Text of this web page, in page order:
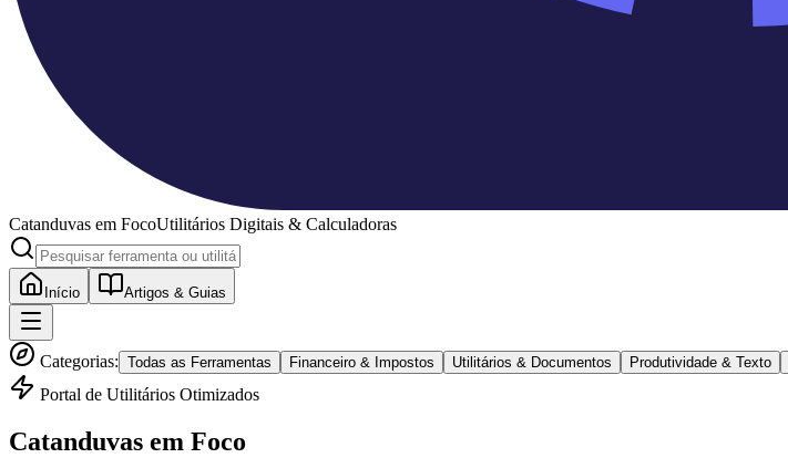
Catanduvas em FocoUtilitários Digitais & Calculadoras
Início Artigos & Guias
Categorias: Todas as Ferramentas Financeiro & Impostos Utilitários & Documentos Produtividade & Texto
Portal de Utilitários Otimizados
Catanduvas em Foco